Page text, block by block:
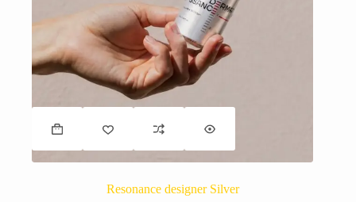
Resonance designer Silver